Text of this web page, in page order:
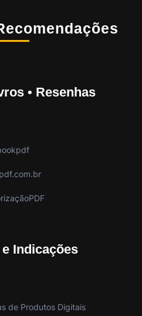
• Resenhas
Indicações
de Produtos Digitais